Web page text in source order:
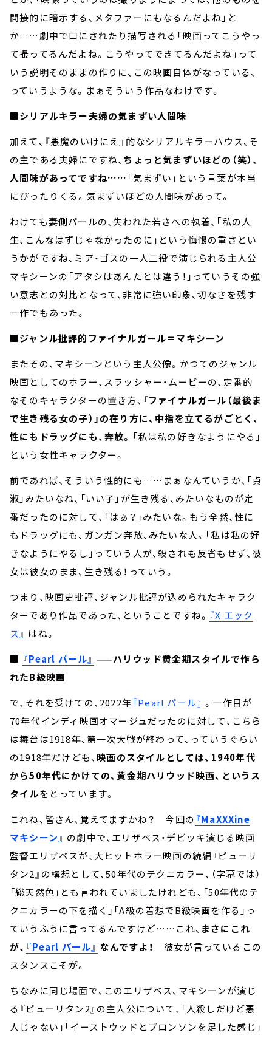
間接的に暗示する、メタファーにもなるんだよね」と
か……劇中で口にされたり描写される「映画ってこうやっ
て撮ってるんだよね。こうやってできてるんだよね」って
いう説明そのままの作りに、この映画自体がなっている、
っていうような。まぁそういう作品なわけです。
■シリアルキラー夫婦の気まずい人間味
加えて、『悪魔のいけにえ』的なシリアルキラーハウス、そ
の主である夫婦にですね、 ちょっと気まずいほどの（笑）、
人間味があってですね…… 「気まずい」という言葉が本当
にぴったりくる。気まずいほどの人間味があって。
わけても妻側パールの、失われた若さへの執着、「私の人
生、こんなはずじゃなかったのに」という悔恨の重さとい
うかがですね、ミア・ゴスの一人二役で演じられる主人公
マキシーンの「アタシはあんたとは違う！」っていうその強
い意志との対比となって、非常に強い印象、切なさを残す
一作でもあった。
■ジャンル批評的ファイナルガール＝マキシーン
またその、マキシーンという主人公像。かつてのジャンル
映画としてのホラー、スラッシャー・ムービーの、定番的
なそのキャラクターの置き方、 「ファイナルガール（最後ま
で生き残る女の子）」の在り方に、中指を立てるがごとく、
性にもドラッグにも、奔放。 「私は私の好きなようにやる」
という女性キャラクター。
前であれば、そういう性的にも……まぁなんていうか、「貞
淑」みたいなね、「いい子」が生き残る、みたいなものが定
番だったのに対して、「はぁ？」みたいな。もう全然、性に
もドラッグにも、ガンガン奔放、みたいな人。「私は私の好
きなようにやるし」っていう人が、殺されも反省もせず、彼
女は彼女のまま、生き残る！っていう。
つまり、映画史批評、ジャンル批評が込められたキャラク
ターであり作品であった、ということですね。 『X エック
ス』 はね。
■ 『Pearl パール』 ——ハリウッド黄金期スタイルで作ら
れたB級映画
で、それを受けての、2022年『Pearl パール』 。一作目が
70年代インディ映画オマージュだったのに対して、こちら
は舞台は1918年、第一次大戦が終わって、っていうぐらい
の1918年だけども、 映画のスタイルとしては、1940年代
から50年代にかけての、黄金期ハリウッド映画、というス
タイルをとっています。
これね、皆さん、覚えてますかね？ 今回の 『MaXXXine
マキシーン』 の劇中で、エリザベス・デビッキ演じる映画
監督エリザベスが、大ヒットホラー映画の続編『ピューリ
タン2』の構想として、50年代のテクニカラー、（字幕では）
「総天然色」とも言われていましたけれども、「50年代のテ
クニカラーの下を描く」「A級の着想でB級映画を作る」っ
ていうふうに言ってるんですけど……これ、 まさにこれ
が、 『Pearl パール』 なんですよ！
彼女が言っているこの
スタンスこそが。
ちなみに同じ場面で、このエリザベス、マキシーンが演じ
る『ピューリタン2』の主人公について、「人殺しだけど悪
人じゃない」「イーストウッドとブロンソンを足した感じ」